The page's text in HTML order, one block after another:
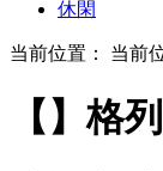
休閑
当前位置： 当前
【】格